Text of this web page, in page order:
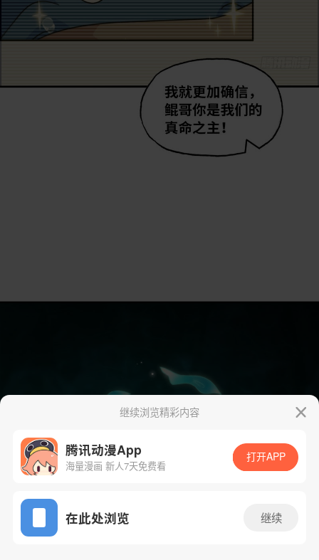
App免费看
继续浏览精彩内容
腾讯动漫App
海量漫画 新人7天免费看
打开APP
在此处浏览 继续